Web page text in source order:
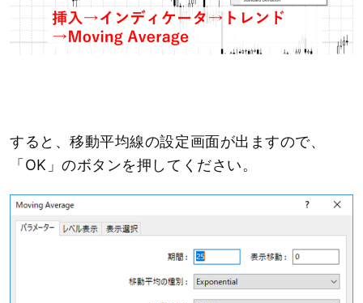
すると、移動平均線の設定画面が出ますので、
「OK」のボタンを押してください。